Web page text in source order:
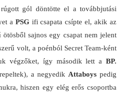
gól döntötte el a továbbjutási
a PSGifi csapata csípte el, akik az
sajnos egy csapat nem jelent
volt, a poénból Secret Team-ként
végzőket, így második lett a BP.
a negyedik Attaboys pedig
hiszen egy elég erős csoportba